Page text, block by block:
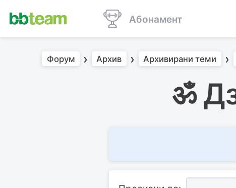
Абонамент
Форум Архив Архивирани теми
ॐ